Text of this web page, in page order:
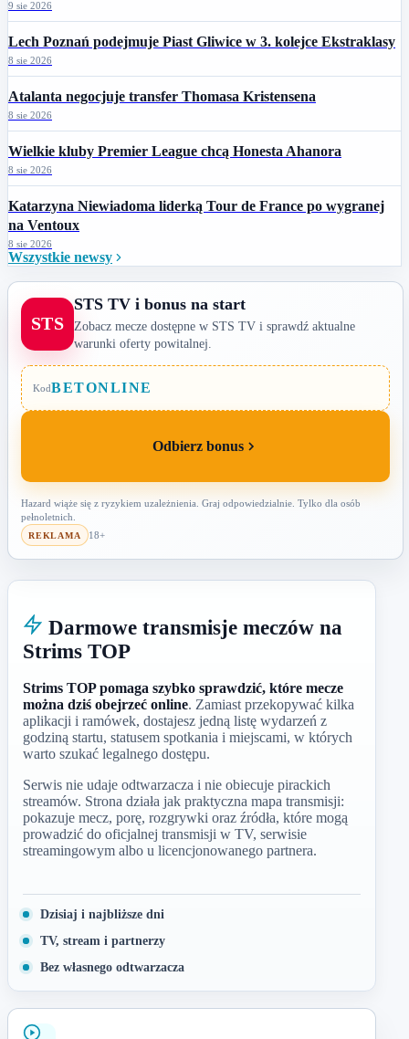
9 sie 2026
Lech Poznań podejmuje Piast Gliwice w 3. kolejce Ekstraklasy
8 sie 2026
Atalanta negocjuje transfer Thomasa Kristensena
8 sie 2026
Wielkie kluby Premier League chcą Honesta Ahanora
8 sie 2026
Katarzyna Niewiadoma liderką Tour de France po wygranej
na Ventoux
8 sie 2026
Wszystkie newsy
STS
STS TV i bonus na start
Zobacz mecze dostępne w STS TV i sprawdź aktualne
warunki oferty powitalnej.
KodBETONLINE
Odbierz bonus
Hazard wiąże się z ryzykiem uzależnienia. Graj odpowiedzialnie. Tylko dla osób
pełnoletnich.
REKLAMA 18+
Darmowe transmisje meczów na
Strims TOP
Strims TOP pomaga szybko sprawdzić, które mecze
można dziś obejrzeć online. Zamiast przekopywać kilka
aplikacji i ramówek, dostajesz jedną listę wydarzeń z
godziną startu, statusem spotkania i miejscami, w których
warto szukać legalnego dostępu.
Serwis nie udaje odtwarzacza i nie obiecuje pirackich
streamów. Strona działa jak praktyczna mapa transmisji:
pokazuje mecz, porę, rozgrywki oraz źródła, które mogą
prowadzić do oficjalnej transmisji w TV, serwisie
streamingowym albo u licencjonowanego partnera.
Dzisiaj i najbliższe dni
TV, stream i partnerzy
Bez własnego odtwarzacza